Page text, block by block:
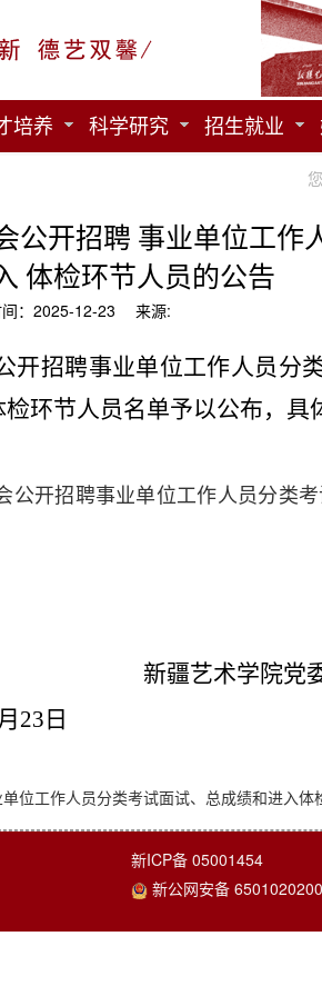
培养 科学研究 招生就业
开招聘 事业单位工作
体检环节人员的公告
间：2025-12-23 来源:
开招聘事业单位工作人员分
环节人员名单予以公布，具
公开招聘事业单位工作人员分类
新疆艺术学院党
位工作人员分类考试面试、总成绩和进入体
新ICP备 05001454
新公网安备